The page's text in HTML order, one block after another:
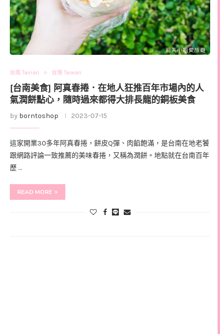
台南 Tainan 台灣 Taiwan
[台南美食] 阿真春捲．在地人狂推百年市場內的人
氣潤餅點心，隨時過來都得大排長龍的銅板美食
by borntoshop 2023-07-15
這家開業30多年阿真春捲，餅皮Q彈、肉餡飽滿，是台南在地老饕
跟網路評論一致推薦的美味春捲，又稱為潤餅。地點就在台南百年
歷 …
READ MORE